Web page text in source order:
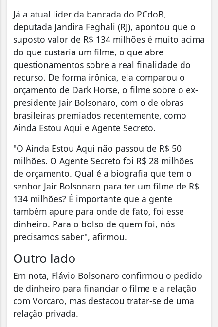
Já a atual líder da bancada do PCdoB,
deputada Jandira Feghali (RJ), apontou que o
suposto valor de R$ 134 milhões é muito acima
do que custaria um filme, o que abre
questionamentos sobre a real finalidade do
recurso. De forma irônica, ela comparou o
orçamento de Dark Horse, o filme sobre o ex-
presidente Jair Bolsonaro, com o de obras
brasileiras premiados recentemente, como
Ainda Estou Aqui e Agente Secreto.
"O Ainda Estou Aqui não passou de R$ 50
milhões. O Agente Secreto foi R$ 28 milhões
de orçamento. Qual é a biografia que tem o
senhor Jair Bolsonaro para ter um filme de R$
134 milhões? É importante que a gente
também apure para onde de fato, foi esse
dinheiro. Para o bolso de quem foi, nós
precisamos saber", afirmou.
Outro lado
Em nota, Flávio Bolsonaro confirmou o pedido
de dinheiro para financiar o filme e a relação
com Vorcaro, mas destacou tratar-se de uma
relação privada.